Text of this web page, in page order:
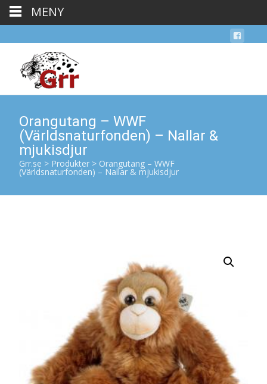
Orangutang – WWF
(Världsnaturfonden) – Nallar &
mjukisdjur
Grr.se > Produkter > Orangutang – WWF
(Världsnaturfonden) – Nallar & mjukisdjur
MENY